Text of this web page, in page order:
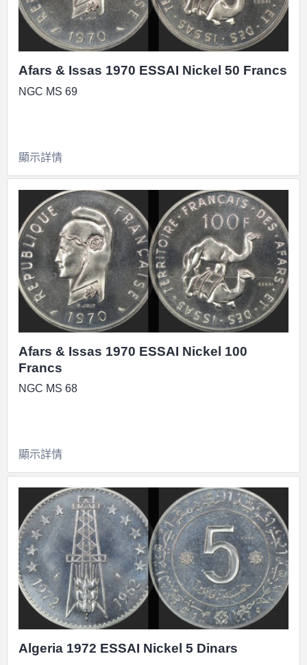
Afars & Issas 1970 ESSAI Nickel 50 Francs
NGC MS 69
顯示詳情
Afars & Issas 1970 ESSAI Nickel 100
Francs
NGC MS 68
顯示詳情
Algeria 1972 ESSAI Nickel 5 Dinars